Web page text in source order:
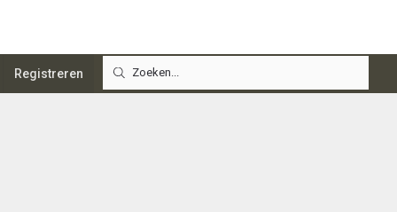
Registreren